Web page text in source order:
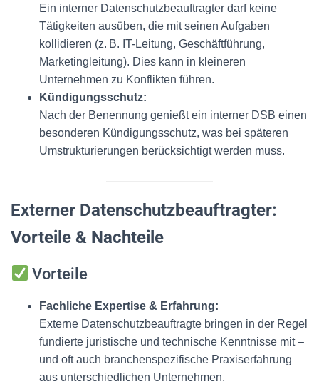
Ein interner Datenschutzbeauftragter darf keine
Tätigkeiten ausüben, die mit seinen Aufgaben
kollidieren (z. B. IT-Leitung, Geschäftführung,
Marketingleitung). Dies kann in kleineren
Unternehmen zu Konflikten führen.
Kündigungsschutz:
Nach der Benennung genießt ein interner DSB einen
besonderen Kündigungsschutz, was bei späteren
Umstrukturierungen berücksichtigt werden muss.
Externer Datenschutzbeauftragter:
Vorteile & Nachteile
Vorteile
Fachliche Expertise & Erfahrung:
Externe Datenschutzbeauftragte bringen in der Regel
fundierte juristische und technische Kenntnisse mit –
und oft auch branchenspezifische Praxiserfahrung
aus unterschiedlichen Unternehmen.